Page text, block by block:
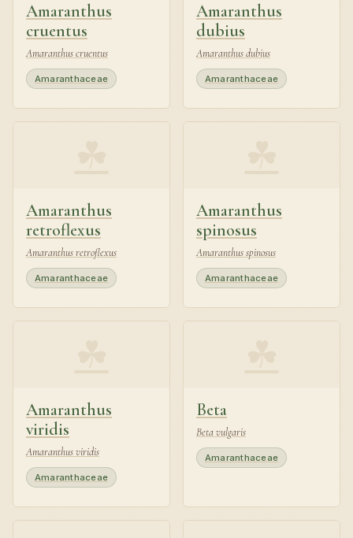
Amaranthus
cruentus
Amaranthus cruentus
Amaranthaceae
Amaranthus
dubius
Amaranthus dubius
Amaranthaceae
Amaranthus
retroflexus
Amaranthus retroflexus
Amaranthaceae
Amaranthus
spinosus
Amaranthus spinosus
Amaranthaceae
Amaranthus
viridis
Amaranthus viridis
Amaranthaceae
Beta
Beta vulgaris
Amaranthaceae